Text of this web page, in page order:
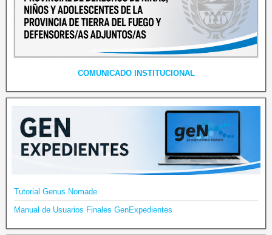
COMUNICADO INSTITUCIONAL
Tutorial Genus Nomade
Manual de Usuarios Finales GenExpedientes